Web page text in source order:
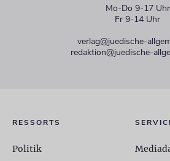
Mo-Do 9-17 Uhr
Fr 9-14 Uhr
verlag@juedische-
redaktion@juedische-
RESSORTS
Politik